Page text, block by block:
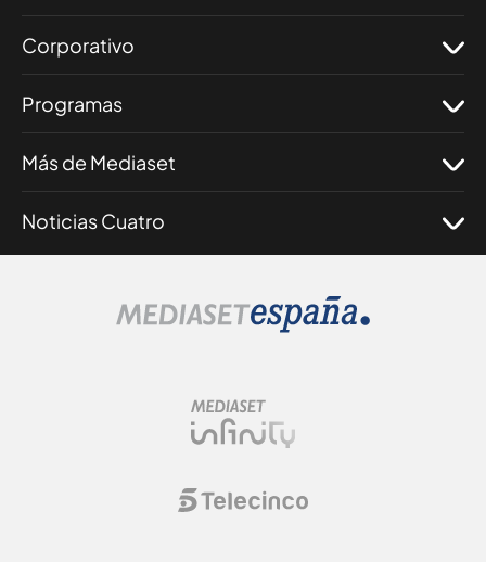
Corporativo
Programas
Más de Mediaset
Noticias Cuatro